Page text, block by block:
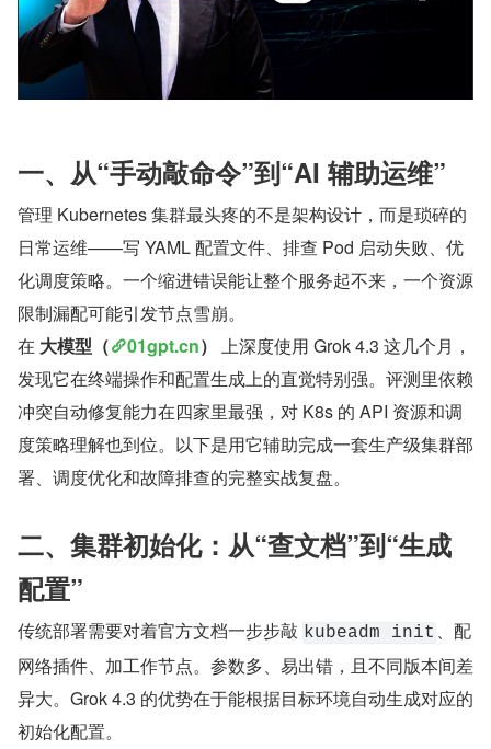
一、从“手动敲命令”到“AI 辅助运维”
管理 Kubernetes 集群最头疼的不是架构设计，而是琐碎的
日常运维——写 YAML 配置文件、排查 Pod 启动失败、优
化调度策略。一个缩进错误能让整个服务起不来，一个资源
限制漏配可能引发节点雪崩。
在 大模型（ 01gpt.cn） 上深度使用 Grok 4.3 这几个月，
发现它在终端操作和配置生成上的直觉特别强。评测里依赖
冲突自动修复能力在四家里最强，对 K8s 的 API 资源和调
度策略理解也到位。以下是用它辅助完成一套生产级集群部
署、调度优化和故障排查的完整实战复盘。
二、集群初始化：从“查文档”到“生成
配置”
传统部署需要对着官方文档一步步敲 kubeadm init 、配
网络插件、加工作节点。参数多、易出错，且不同版本间差
异大。Grok 4.3 的优势在于能根据目标环境自动生成对应的
初始化配置。